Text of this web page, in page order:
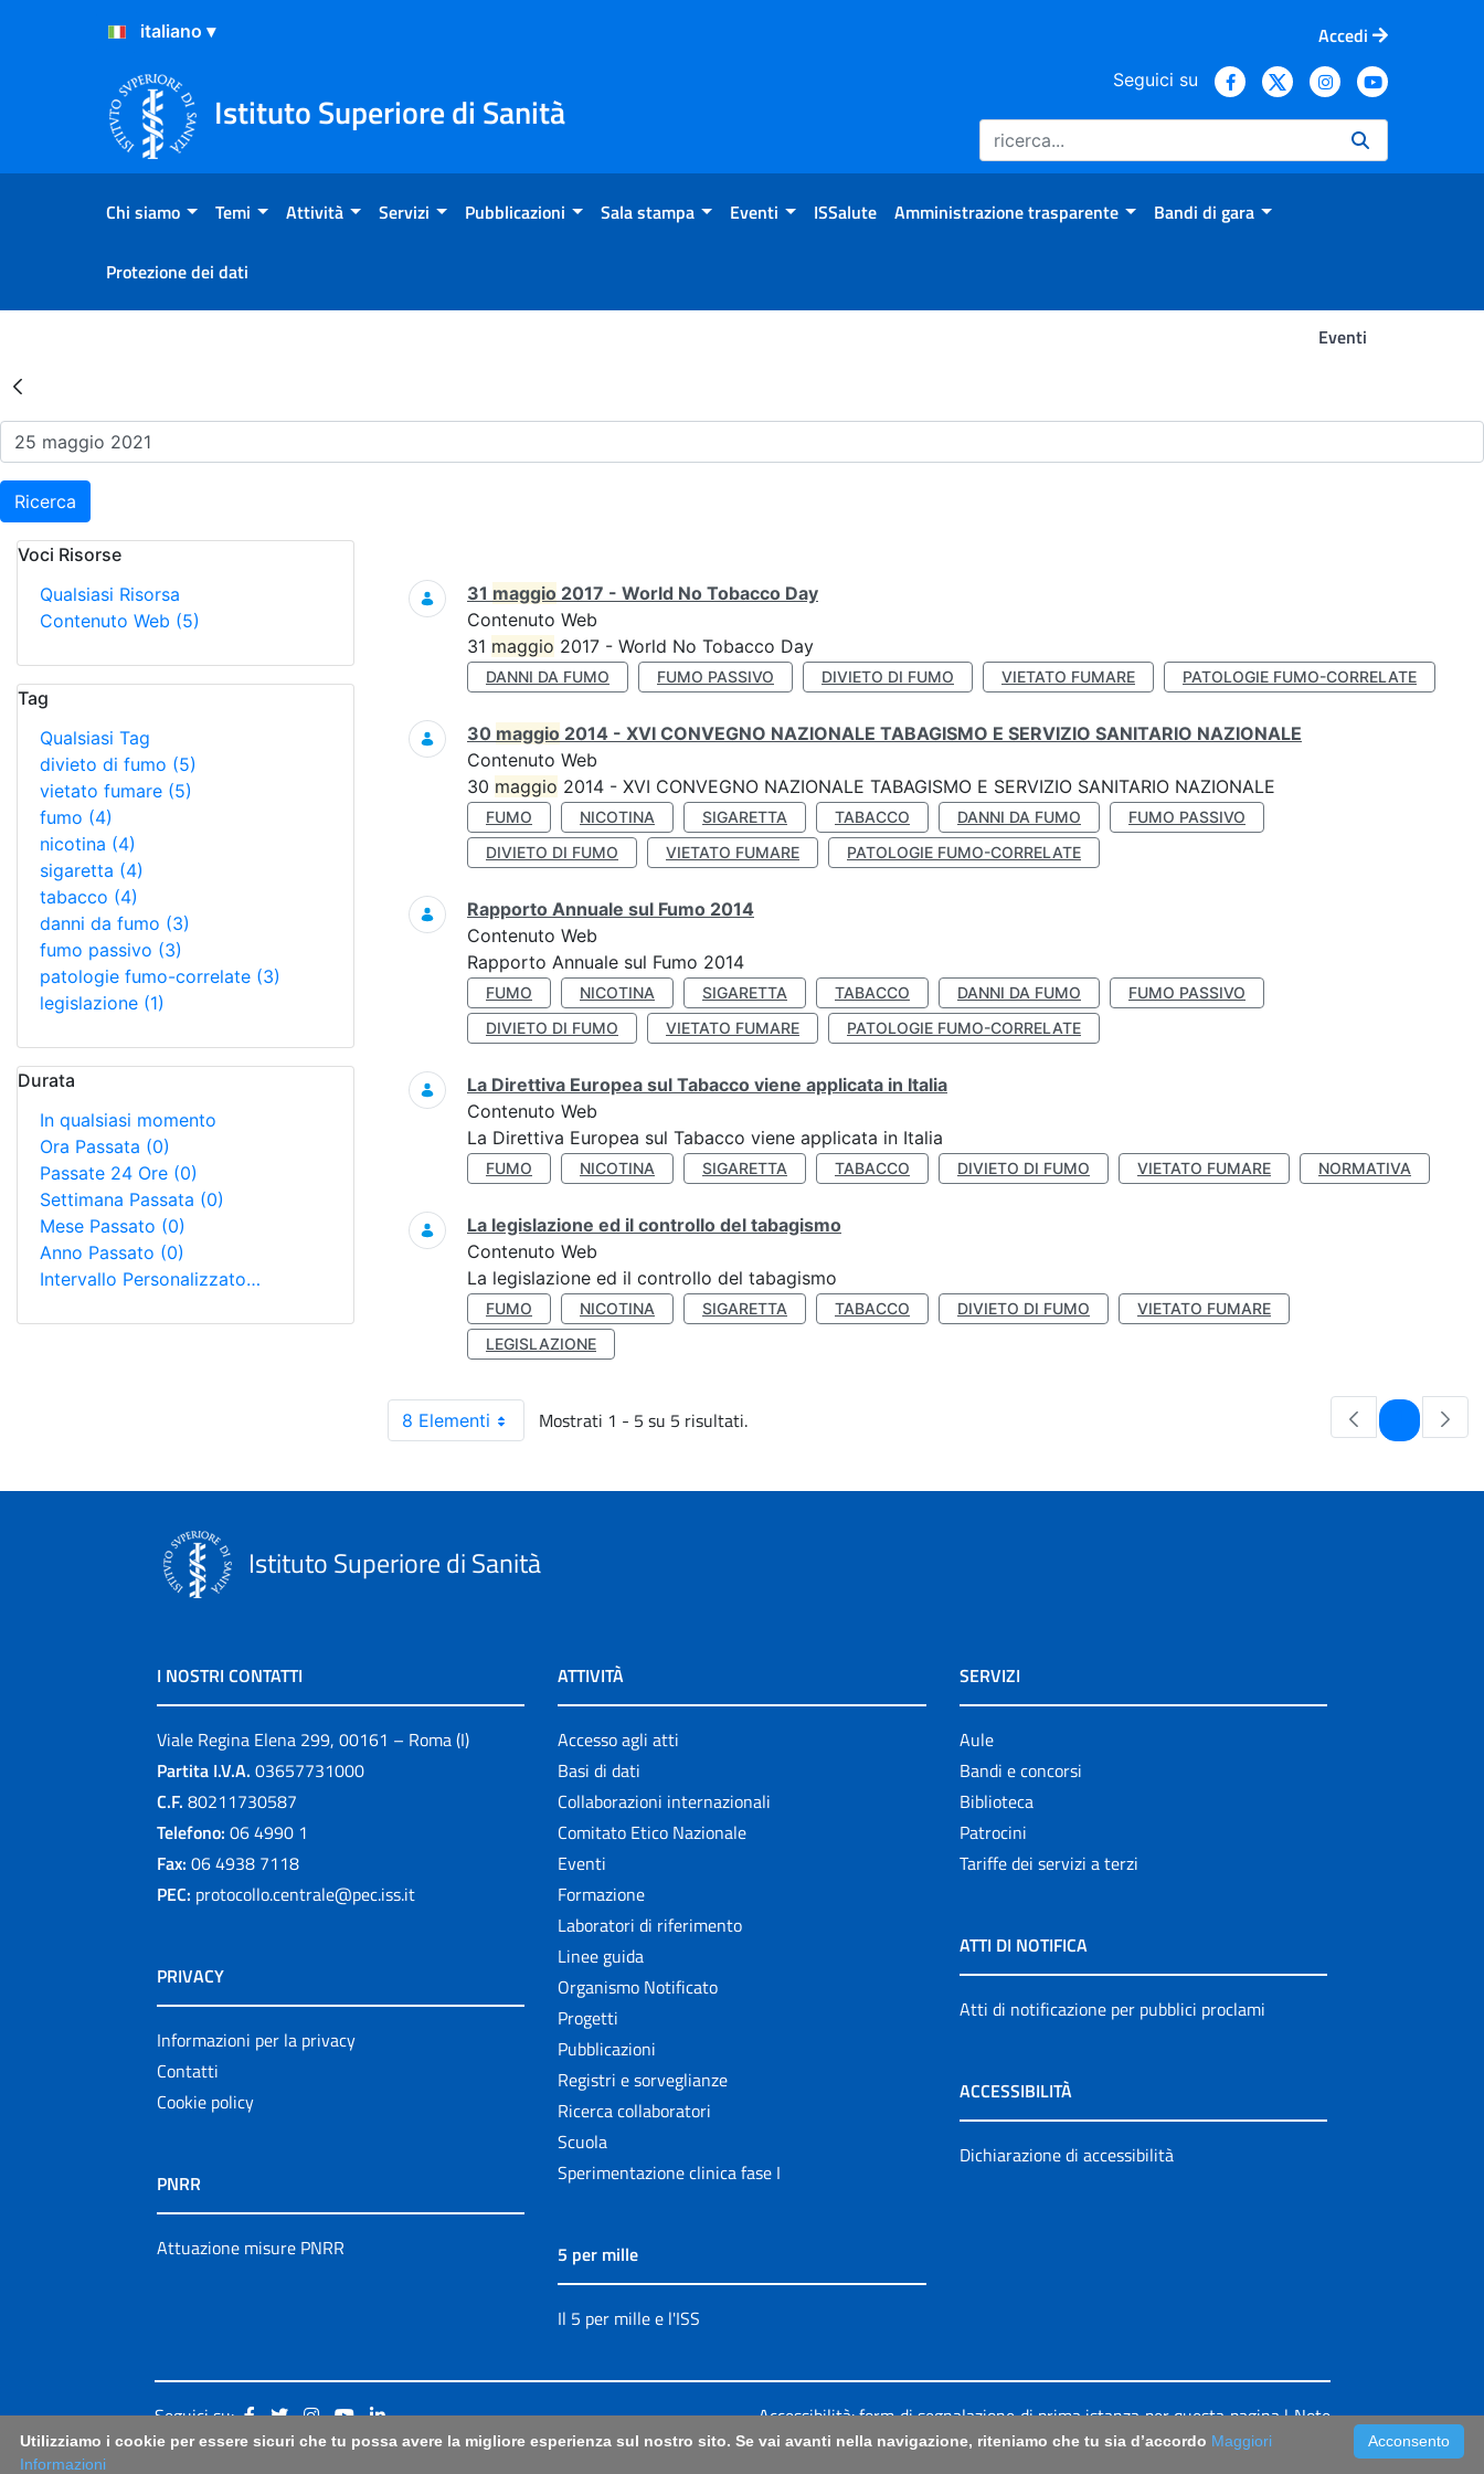
Salta al Contenuto
Salta al Footer
Accedi
Istituto Superiore di Sanità
Seguici su
Chi siamo Temi Attività Servizi Pubblicazioni Sala stampa Eventi ISSalute Amministrazione trasparente Bandi di gara
Protezione dei dati
Eventi
Risultati della Ricerca - Eventi
Ricerca
Voci Risorse
Qualsiasi Risorsa
Contenuto Web (5)
Tag
Qualsiasi Tag
divieto di fumo (5)
vietato fumare (5)
fumo (4)
nicotina (4)
sigaretta (4)
tabacco (4)
danni da fumo (3)
fumo passivo (3)
patologie fumo-correlate (3)
legislazione (1)
Durata
In qualsiasi momento
Ora Passata (0)
Passate 24 Ore (0)
Settimana Passata (0)
Mese Passato (0)
Anno Passato (0)
Intervallo Personalizzato…
Ricerca
31 maggio 2017 - World No Tobacco Day
Contenuto Web
31 maggio 2017 - World No Tobacco Day
DANNI DA FUMO FUMO PASSIVO DIVIETO DI FUMO VIETATO FUMARE PATOLOGIE FUMO-CORRELATE
30 maggio 2014 - XVI CONVEGNO NAZIONALE TABAGISMO E SERVIZIO SANITARIO NAZIONALE
Contenuto Web
30 maggio 2014 - XVI CONVEGNO NAZIONALE TABAGISMO E SERVIZIO SANITARIO NAZIONALE
FUMO NICOTINA SIGARETTA TABACCO DANNI DA FUMO
FUMO PASSIVO
DIVIETO DI FUMO
VIETATO FUMARE PATOLOGIE FUMO-CORRELATE
Rapporto Annuale sul Fumo 2014
Contenuto Web
Rapporto Annuale sul Fumo 2014
FUMO NICOTINA SIGARETTA TABACCO DANNI DA FUMO
FUMO PASSIVO
DIVIETO DI FUMO
VIETATO FUMARE PATOLOGIE FUMO-CORRELATE
La Direttiva Europea sul Tabacco viene applicata in Italia
Contenuto Web
La Direttiva Europea sul Tabacco viene applicata in Italia
FUMO NICOTINA SIGARETTA TABACCO DIVIETO DI FUMO VIETATO FUMARE NORMATIVA
La legislazione ed il controllo del tabagismo
Contenuto Web
La legislazione ed il controllo del tabagismo
FUMO NICOTINA SIGARETTA TABACCO DIVIETO DI FUMO
VIETATO FUMARE
LEGISLAZIONE
8 Elementi Mostrati 1 - 5 su 5 risultati. Pagina
Istituto Superiore di Sanità
I NOSTRI CONTATTI
Viale Regina Elena 299, 00161 – Roma (I)
Partita I.V.A. 03657731000
C.F. 80211730587
Telefono: 06 4990 1
Fax: 06 4938 7118
PEC: protocollo.centrale@pec.iss.it
PRIVACY
Informazioni per la privacy
Contatti
Cookie policy
PNRR
Attuazione misure PNRR
ATTIVITÀ
Accesso agli atti
Basi di dati
Collaborazioni internazionali
Comitato Etico Nazionale
Eventi
Formazione
Laboratori di riferimento
Linee guida
Organismo Notificato
Progetti
Pubblicazioni
Registri e sorveglianze
Ricerca collaboratori
Scuola
Sperimentazione clinica fase I
5 per mille
Il 5 per mille e l'ISS
SERVIZI
Aule
Bandi e concorsi
Biblioteca
Patrocini
Tariffe dei servizi a terzi
ATTI DI NOTIFICA
Atti di notificazione per pubblici proclami
ACCESSIBILITÀ
Dichiarazione di accessibilità
Seguici su: Accessibilità: form di segnalazione di prima istanza per questa pagina|Note
Legali|Sitemap Acconsento
Utilizziamo i cookie per essere sicuri che tu possa avere la migliore esperienza sul nostro sito. Se vai avanti nella navigazione, riteniamo che tu sia d’accordo Maggiori
Informazioni